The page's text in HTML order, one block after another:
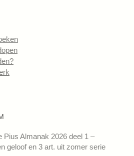
Pius Almanak 2026 deel 1 –
geloof en 3 art. uit zomer serie